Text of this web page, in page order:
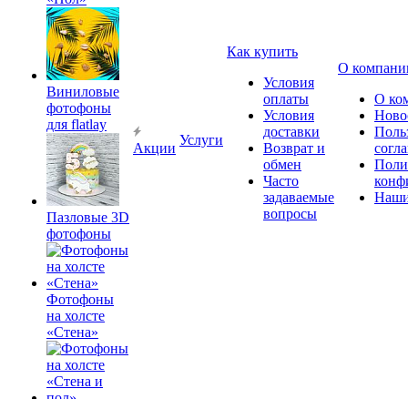
Виниловые
фотофоны
для flatlay
Пазловые 3D
фотофоны
Фотофоны
на холсте
«Стена»
Акции
Услуги
Как купить
Условия
оплаты
Условия
доставки
Возврат и
обмен
Часто
задаваемые
вопросы
О
О